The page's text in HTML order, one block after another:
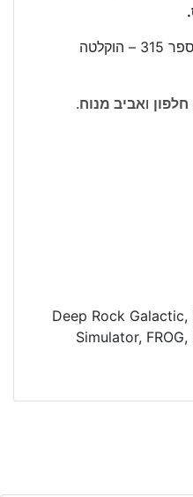
שורפים משחקים – תוכנית מספר 315 – הוקלטה
חלפון ואביב מנוח.
Deep Rock
Simulator,